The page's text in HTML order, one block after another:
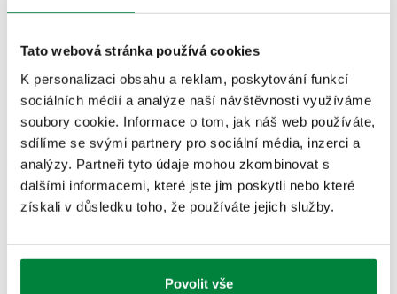
Tato webová stránka používá cookies
K personalizaci obsahu a reklam, poskytování funkcí
sociálních médií a analýze naší návštěvnosti využíváme
soubory cookie. Informace o tom, jak náš web používáte,
sdílíme se svými partnery pro sociální média, inzerci a
analýzy. Partneři tyto údaje mohou zkombinovat s
dalšími informacemi, které jste jim poskytli nebo které
získali v důsledku toho, že používáte jejich služby.
Povolit vše
Maximální pracovní tlak : 16 bar
NÁKRESY A SPECIFIKACE
Číslo dílu Připojení A Připojení